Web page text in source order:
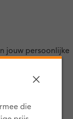
jouw persoonlijke
die